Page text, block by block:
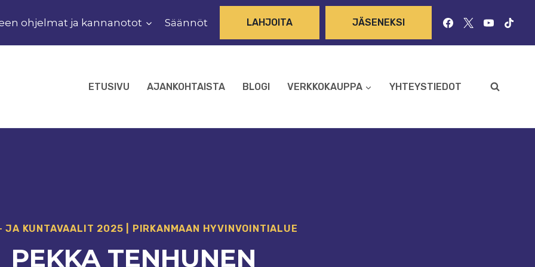
ohjelmat ja kannanotot Säännöt LAHJOITA JÄSENEKSI
ETUSIVU AJANKOHTAISTA BLOGI VERKKOKAUPPA YHTEYSTIEDOT
JA KUNTAVAALIT 2025 PIRKANMAAN HYVINVOINTIALUE
PEKKA TENHUNEN